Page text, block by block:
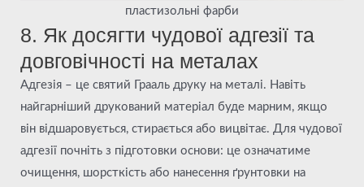
пластизольні фарби
8. Як досягти чудової адгезії та
довговічності на металах
Адгезія – це святий Грааль друку на металі. Навіть
найгарніший друкований матеріал буде марним, якщо
він відшаровується, стирається або вицвітає. Для чудової
адгезії почніть з підготовки основи: це означатиме
очищення, шорсткість або нанесення ґрунтовки на